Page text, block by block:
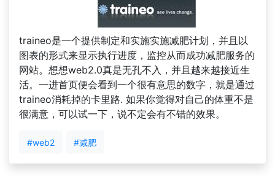
traineo是一个提供制定和实施实施减肥计划，并且以
图表的形式来显示执行进度，监控从而成功减肥服务的
网站。想想web2.0真是无孔不入，并且越来越接近生
活。一进首页便会看到一个很有意思的数字，就是通过
traineo消耗掉的卡里路. 如果你觉得对自己的体重不是
很满意，可以试一下，说不定会有不错的效果。
#web2 #减肥